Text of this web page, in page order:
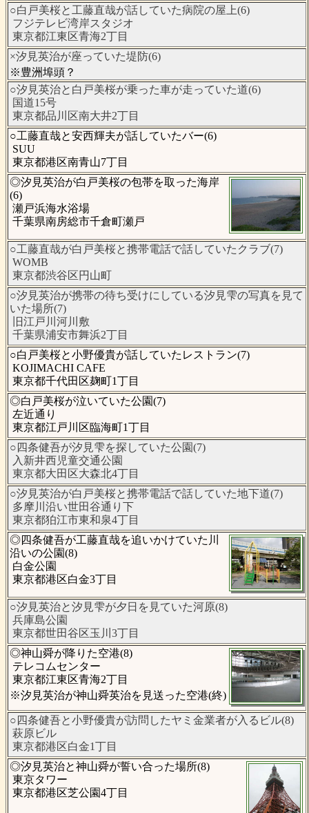
○白戸美桜と工藤直哉が話していた病院の屋上(6)
フジテレビ湾岸スタジオ
東京都江東区青海2丁目
×汐見英治が座っていた堤防(6)
※豊洲埠頭？
○汐見英治と白戸美桜が乗った車が走っていた道(6)
国道15号
東京都品川区南大井2丁目
○工藤直哉と安西輝夫が話していたバー(6)
SUU
東京都港区南青山7丁目
◎汐見英治が白戸美桜の包帯を取った海岸
(6)
瀬戸浜海水浴場
千葉県南房総市千倉町瀬戸
○工藤直哉が白戸美桜と携帯電話で話していたクラブ(7)
WOMB
東京都渋谷区円山町
○汐見英治が携帯の待ち受けにしている汐見雫の写真を見て
いた場所(7)
旧江戸川河川敷
千葉県浦安市舞浜2丁目
○白戸美桜と小野優貴が話していたレストラン(7)
KOJIMACHI CAFE
東京都千代田区麹町1丁目
◎白戸美桜が泣いていた公園(7)
左近通り
東京都江戸川区臨海町1丁目
○四条健吾が汐見雫を探していた公園(7)
入新井西児童交通公園
東京都大田区大森北4丁目
○汐見英治が白戸美桜と携帯電話で話していた地下道(7)
多摩川沿い世田谷通り下
東京都狛江市東和泉4丁目
◎四条健吾が工藤直哉を追いかけていた川
沿いの公園(8)
白金公園
東京都港区白金3丁目
○汐見英治と汐見雫が夕日を見ていた河原(8)
兵庫島公園
東京都世田谷区玉川3丁目
◎神山舜が降りた空港(8)
テレコムセンター
東京都江東区青海2丁目
※汐見英治が神山舜英治を見送った空港(終)
○四条健吾と小野優貴が訪問したヤミ金業者が入るビル(8)
萩原ビル
東京都港区白金1丁目
◎汐見英治と神山舜が誓い合った場所(8)
東京タワー
東京都港区芝公園4丁目